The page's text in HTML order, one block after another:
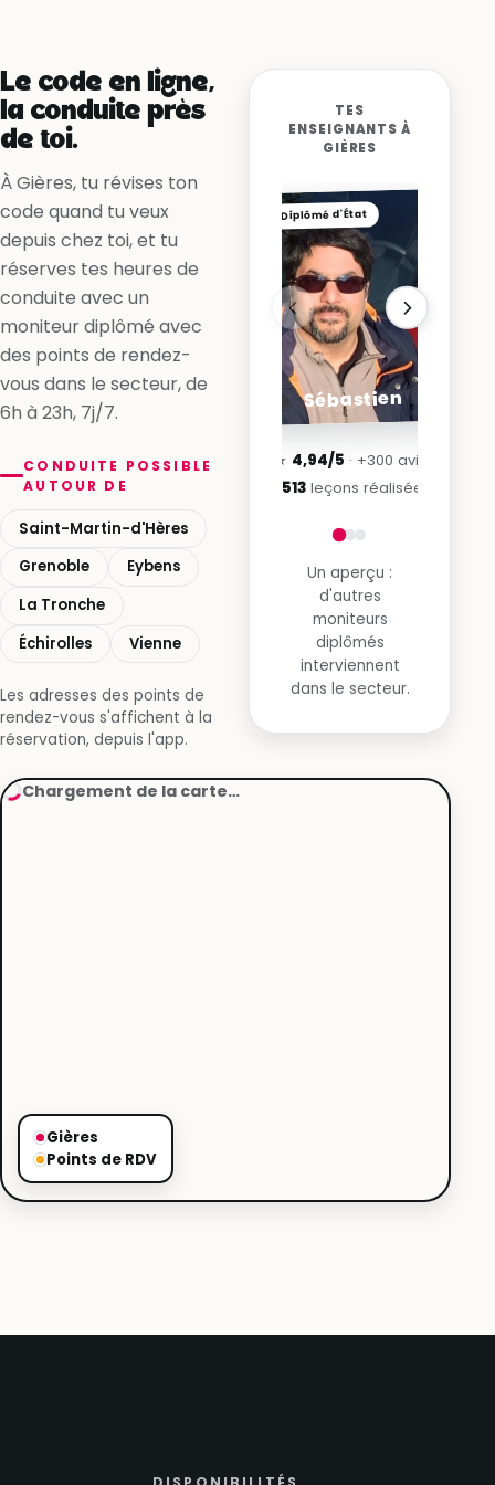
Oui, en accélérant
Le code en ligne,
la conduite près
de toi.
À Gières, tu révises ton
code quand tu veux
depuis chez toi, et tu
réserves tes heures de
conduite avec un
moniteur diplômé avec
des points de rendez-
vous dans le secteur, de
6h à 23h, 7j/7.
CONDUITE POSSIBLE
AUTOUR DE
Saint-Martin-d'Hères
Grenoble
Eybens
La Tronche
Échirolles
Vienne
Les adresses des points de
rendez-vous s'affichent à la
réservation, depuis l'app.
TES
ENSEIGNANTS À
GIÈRES
Diplômé d'État
Sébastien
★ 4,94/5 · +300 avis
6 513 leçons réalisées
Un aperçu :
d'autres
moniteurs
diplômés
interviennent
dans le secteur.
Gières
Points de RDV
Chargement de la carte…